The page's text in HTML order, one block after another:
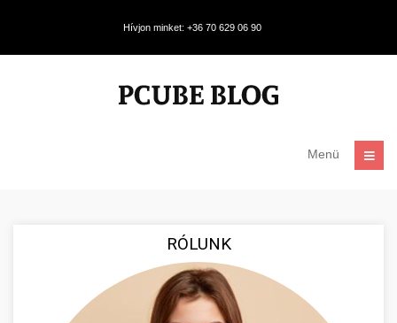
Hívjon minket: +36 70 629 06 90
Menü
RÓLUNK